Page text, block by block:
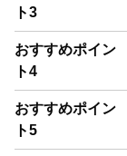
ト3
おすすめポイン
ト4
おすすめポイン
ト5